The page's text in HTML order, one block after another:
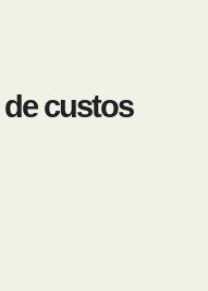
custos